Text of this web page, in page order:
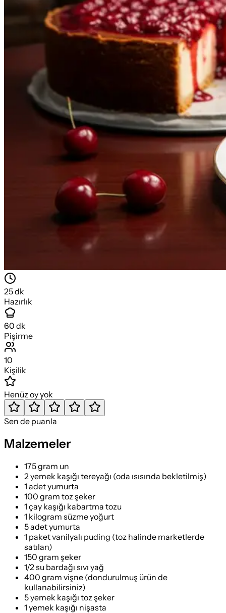
25dk
Hazırlık
60 dk
Pişirme
10
Kişilik
Henüz oy yok
Sen de puanla
Malzemeler
175 gram un
2 yemek kaşığı tereyağı (oda ısısında bekletilmiş)
1 adet yumurta
100 gram toz şeker
1 çay kaşığı kabartma tozu
1 kilogram süzme yoğurt
5 adet yumurta
1 paket vanilyalı puding (toz halinde marketlerde
satılan)
150 gram şeker
1/2 su bardağı sıvı yağ
400 gram vişne (dondurulmuş ürün de
kullanabilirsiniz)
5 yemek kaşığı toz şeker
1 yemek kaşığı nişasta